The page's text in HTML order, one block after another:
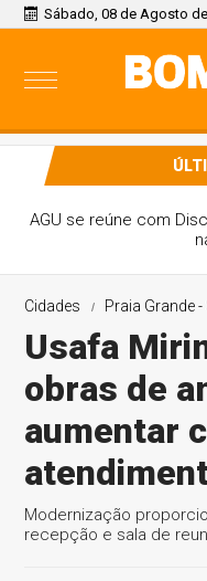
Sábado, 08 de Agosto
AGU se reúne com
Cidades Praia Grande -
Usafa
obras de
aumentar
Modernização
recepção e sala de